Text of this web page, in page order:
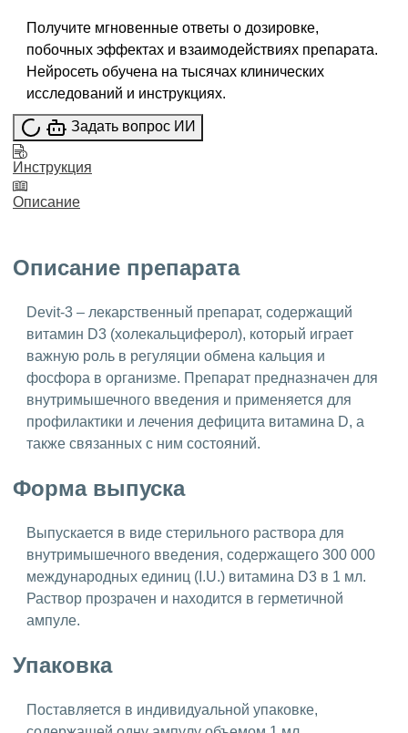
Получите мгновенные ответы о дозировке,
побочных эффектах и взаимодействиях препарата.
Нейросеть обучена на тысячах клинических
исследований и инструкциях.
Задать вопрос ИИ
Инструкция
Описание
Описание препарата
Devit-3 – лекарственный препарат, содержащий
витамин D3 (холекальциферол), который играет
важную роль в регуляции обмена кальция и
фосфора в организме. Препарат предназначен для
внутримышечного введения и применяется для
профилактики и лечения дефицита витамина D, а
также связанных с ним состояний.
Форма выпуска
Выпускается в виде стерильного раствора для
внутримышечного введения, содержащего 300 000
международных единиц (I.U.) витамина D3 в 1 мл.
Раствор прозрачен и находится в герметичной
ампуле.
Упаковка
Поставляется в индивидуальной упаковке,